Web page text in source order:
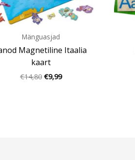
Mänguasjad
Magnetiline Itaalia
kaart
€14,80 €9,99